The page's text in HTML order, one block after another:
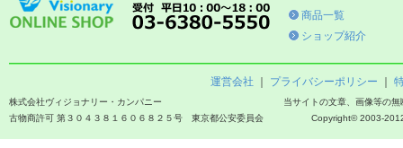
商品一覧
ショップ紹介
運営会社 プライバシーポリシー
当サイトの文章、画像等の
Copyright© 2003-
株式会社ヴィジョナリー・カンパニー
古物商許可 第３０４３８１６０６８２５号 東京都公安委員会